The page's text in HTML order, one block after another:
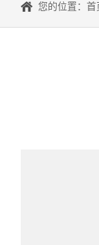
您的位置： 首